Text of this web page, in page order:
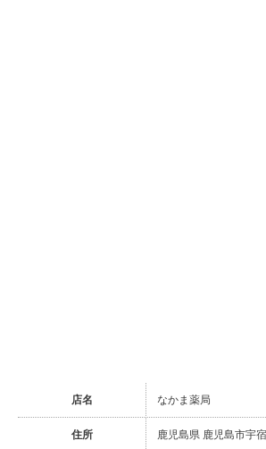
店名 なかま薬局
住所 鹿児島県 鹿児島市宇